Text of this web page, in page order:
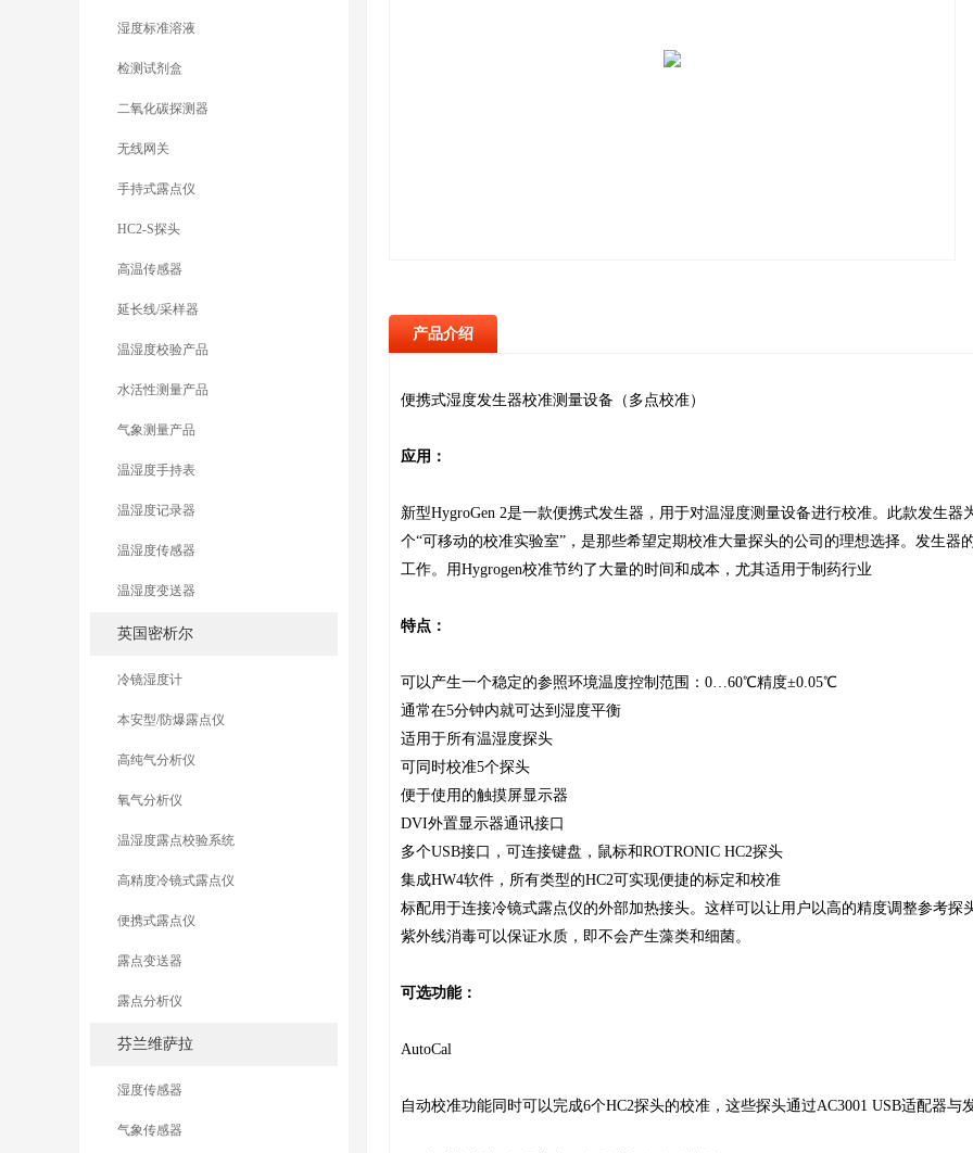
湿度标准溶液
检测试剂盒
二氧化碳探测器
无线网关
手持式露点仪
HC2-S探头
高温传感器
延长线/采样器
温湿度校验产品
水活性测量产品
气象测量产品
温湿度手持表
温湿度记录器
温湿度传感器
温湿度变送器
英国密析尔
冷镜湿度计
本安型/防爆露点仪
高纯气分析仪
氧气分析仪
温湿度露点校验系统
高精度冷镜式露点仪
便携式露点仪
露点变送器
露点分析仪
芬兰维萨拉
湿度传感器
气象传感器
产品介绍
便携式湿度发生器校准测量设备（多点校准）
应用：
新型HygroGen 2是一款便携式发生器，用于对温湿度测量设备进行校准。此款发生
个“可移动的校准实验室”，是那些希望定期校准大量探头的公司的理想选择。发生器
工作。用Hygrogen校准节约了大量的时间和成本，尤其适用于制药行业
特点：
可以产生一个稳定的参照环境温度控制范围：0…60℃精度±0.05℃
通常在5分钟内就可达到湿度平衡
适用于所有温湿度探头
可同时校准5个探头
便于使用的触摸屏显示器
DVI外置显示器通讯接口
多个USB接口，可连接键盘，鼠标和ROTRONIC HC2探头
集成HW4软件，所有类型的HC2可实现便捷的标定和校准
标配用于连接冷镜式露点仪的外部加热接头。这样可以让用户以高的精度调整参考探
紫外线消毒可以保证水质，即不会产生藻类和细菌。
可选功能：
AutoCal
自动校准功能同时可以完成6个HC2探头的校准，这些探头通过AC3001 USB适配器与